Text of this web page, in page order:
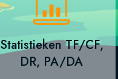
Statistieken TF/CF,
DR, PA/DA